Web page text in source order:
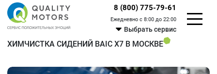
8 (800) 775-79-61
Ежедневно с 8:00 до 22:00
Выбрать сервис
ХИМЧИСТКА СИДЕНИЙ BAIC X7 В МОСКВЕ